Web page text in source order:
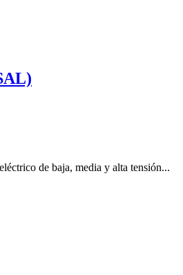
de baja, media y alta tensión...